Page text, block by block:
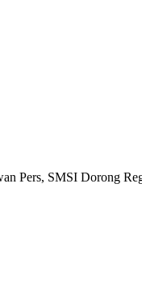
Pers, SMSI Dorong